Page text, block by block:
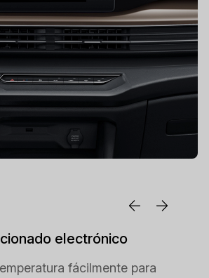
electrónico
fácilmente para